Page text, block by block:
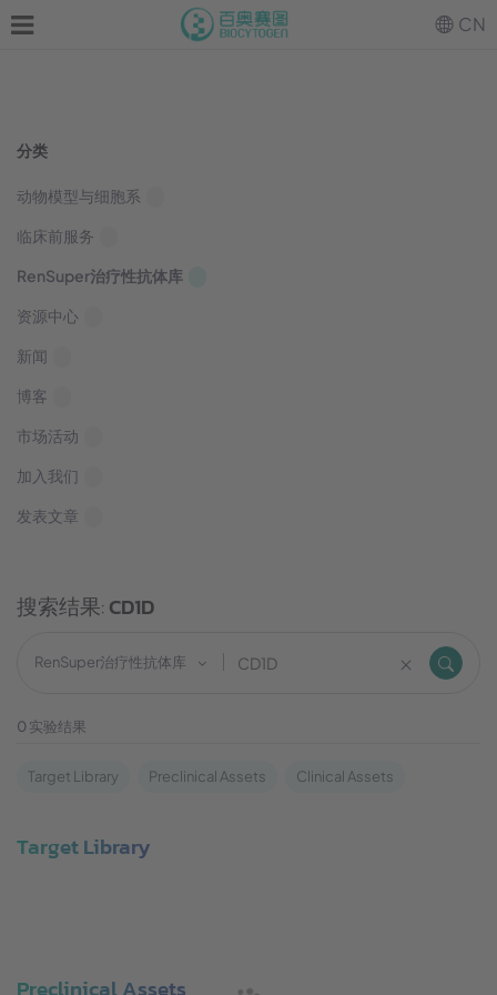
分类
动物模型与细胞系
临床前服务
RenSuper治疗性抗体库
资源中心
新闻
博客
市场活动
加入我们
发表文章
搜索结果: CD1D
RenSuper治疗性抗体库
0 实验结果
Target Library Preclinical Assets Clinical Assets
Target Library
CN